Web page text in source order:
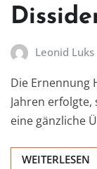
Leonid Luks
Die Ernennung
Jahren
eine gänzliche
WEITERLESEN